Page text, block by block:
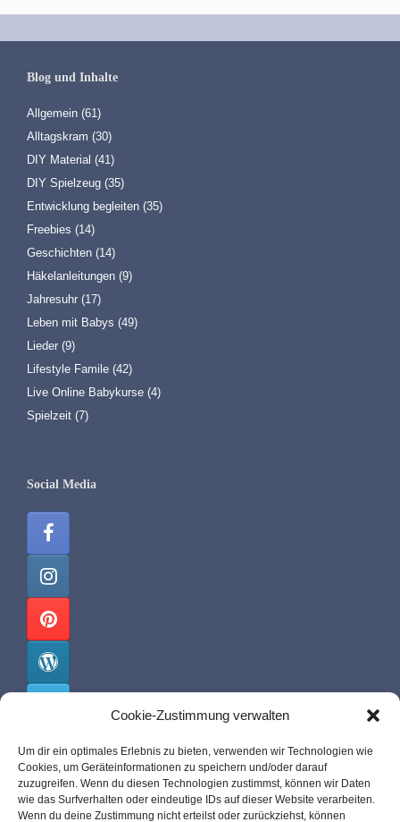
Cookie-Zustimmung verwalten
Um dir ein optimales Erlebnis zu bieten, verwenden wir Technologien wie
Cookies, um Geräteinformationen zu speichern und/oder darauf
zuzugreifen. Wenn du diesen Technologien zustimmst, können wir Daten
wie das Surfverhalten oder eindeutige IDs auf dieser Website verarbeiten.
Wenn du deine Zustimmung nicht erteilst oder zurückziehst, können
Blog und Inhalte
Allgemein (61)
Alltagskram (30)
DIY Material (41)
DIY Spielzeug (35)
Entwicklung begleiten (35)
Freebies (14)
Geschichten (14)
Häkelanleitungen (9)
Jahresuhr (17)
Leben mit Babys (49)
Lieder (9)
Lifestyle Famile (42)
Live Online Babykurse (4)
Spielzeit (7)
Social Media
malis-pit.de
Über mich